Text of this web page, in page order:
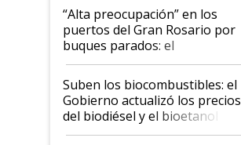
“Alta preocupación” en los
puertos del Gran Rosario por
buques parados: el
funcionamiento de las
exportadoras en tensión tras
la medida de fuerza de los
prácticos
Suben los biocombustibles: el
Gobierno actualizó los precios
del biodiésel y el bioetanol